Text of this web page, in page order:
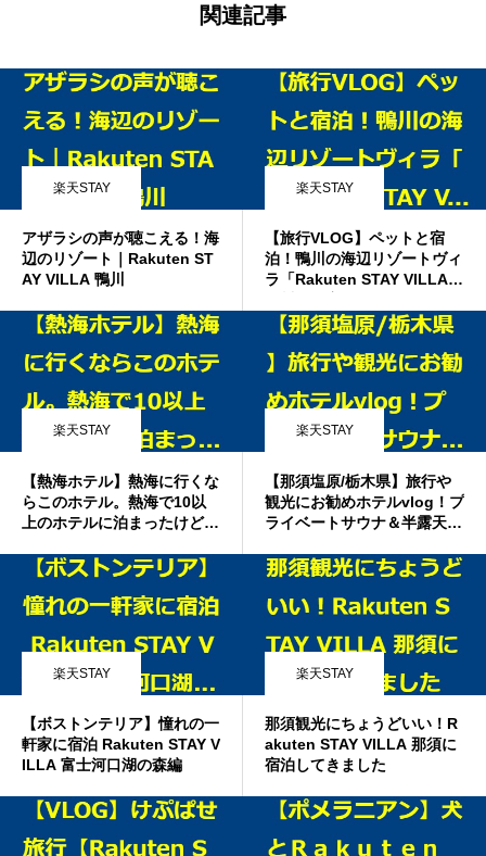
関連記事
楽天STAY
アザラシの声が聴こえる！海
辺のリゾート｜Rakuten ST
AY VILLA 鴨川
楽天STAY
【旅行VLOG】ペットと宿
泊！鴨川の海辺リゾートヴィ
ラ「Rakuten STAY VILLA
楽天STAY
【熱海ホテル】熱海に行くな
らこのホテル。熱海で10以
上のホテルに泊まったけどそ
#ホテル #ホテル紹介 #熱海
ンス #楽天ステイ熱海 #PR
楽天STAY
【那須塩原/栃木県】旅行や
観光にお勧めホテルvlog！プ
ライベートサウナ＆半露天風
那須（Rakuten STAY VILLA
ーポン有★
楽天STAY
【ボストンテリア】憧れの一
軒家に宿泊 Rakuten STAY V
ILLA 富士河口湖の森編
楽天STAY
那須観光にちょうどいい！R
akuten STAY VILLA 那須に
宿泊してきました